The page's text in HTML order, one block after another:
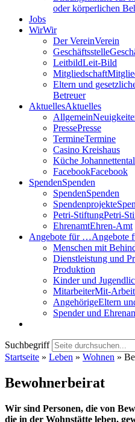
oder körperlichen
Jobs
WirWir
Der VereinVerein
Geschäftsstelle
LeitbildLeit-Bild
Mitgliedschaft
Eltern und
Betreuer
AktuellesAktuelles
Allgemein
PressePresse
TermineTermine
Casino Kreishaus
Küche
FacebookFacebook
SpendenSpenden
SpendenSpenden
Spendenprojekte
Petri-StiftungPetri-
EhrenamtEhren-Amt
Angebote für …Angebote
Menschen mit
Dienstleistung und
Produktion
Kinder und
MitarbeiterMit-
AngehörigeEltern
Spender und
Suchbegriff
Startseite » Leben » Wohnen »
Bewohnerbeirat
Wir sind Personen, die von
die in der Wohnstätte leben,